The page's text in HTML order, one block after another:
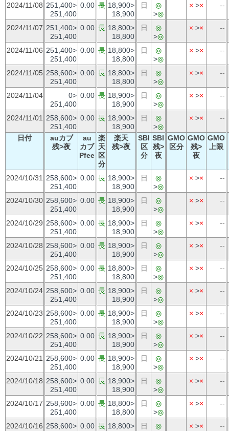
2024/11/08 251,400>
251,400
0.00 長 18,900>
18,900
日
◎
>◎
× >× --
2024/11/07 251,400>
251,400
0.00 長 18,800>
18,800
日
◎
>◎
× >× --
2024/11/06 251,400>
251,400
0.00 長 18,800>
18,800
日
◎
>◎
× >× --
2024/11/05 258,600>
251,400
0.00 長 18,800>
18,800
日
◎
>◎
× >× --
2024/11/04
0>
251,400
0.00 長 18,900>
18,900
日
◎
>◎
× >× --
2024/11/01
258,600>
251,400
0.00 長 18,900>
18,900
日
◎
>◎
× >× --
日付
auカブ
残>夜
au
カブ
Pfee
楽
天
区
分
楽天
残>夜
SBI
区
分
SBI
残>
夜
GMO
区分
GMO
残>
夜
GMO
上限
2024/10/31
258,600>
251,400
0.00 長 18,900>
18,900
日
◎
>◎
× >× --
2024/10/30 258,600>
251,400
0.00 長 18,900>
18,900
日
◎
>◎
× >× --
2024/10/29 258,600>
251,400
0.00 長 18,900>
18,900
日
◎
>◎
× >× --
2024/10/28 258,600>
251,400
0.00 長 18,900>
18,900
日
◎
>◎
× >× --
2024/10/25 258,600>
251,400
0.00 長 18,800>
18,800
日
◎
>◎
× >× --
2024/10/24 258,600>
251,400
0.00 長 18,900>
18,900
日
◎
>◎
× >× --
2024/10/23 258,600>
251,400
0.00 長 18,900>
18,900
日
◎
>◎
× >× --
2024/10/22 258,600>
251,400
0.00 長 18,900>
18,900
日
◎
>◎
× >× --
2024/10/21
258,600>
251,400
0.00 長 18,900>
18,900
日
◎
>◎
× >× --
2024/10/18 258,600>
251,400
0.00 長 18,900>
18,900
日
◎
>◎
× >× --
2024/10/17 258,600>
251,400
0.00 長 18,800>
18,800
日
◎
>◎
× >× --
2024/10/16 258,600> 0.00 長 18,800>
日
◎
× >× --